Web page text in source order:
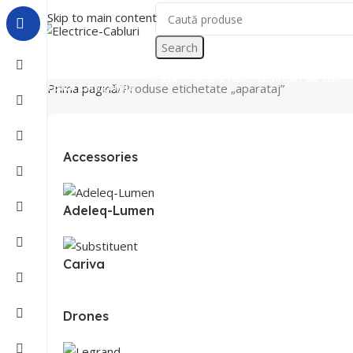
Skip to main content
Search
Toate Categoriile
Prima pagină Produse etichetate „aparataj”
Accessories
Adeleq-Lumen
Cariva
Drones